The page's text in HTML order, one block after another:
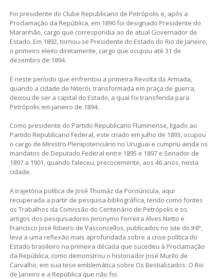
Foi presidente do Clube Republicano de Petrópolis e, após a
Proclamação da República, em 1890 foi designado Presidente do
Maranhão, cargo que correspondia ao de atual Governador de
Estado. Em 1892, tornou-se Presidente do Estado do Rio de Janeiro,
o primeiro eleito diretamente, cargo que ocupou até 31 de
dezembro de 1894.
É neste período que enfrentou a primeira Revolta da Armada,
quando a cidade de Niterói, transformada em praça de guerra,
deixou de ser a capital do Estado, a qual foi transferida para
Petrópolis em janeiro de 1894.
Como presidente do Partido Republicano Fluminense, ligado ao
Partido Republicano Federal, este criado em julho de 1893, ocupou
o cargo de Ministro Plenipotenciário no Uruguai e cumpriu ainda os
mandatos de Deputado Federal entre 1895 e 1897 e Senador de
1897 a 1901, quando faleceu, precocemente, aos 46 anos, nesta
cidade.
A trajetória política de José Thomáz da Porciúncula, aqui
recuperada a partir de pesquisa bibliográfica, tendo como fontes
os Trabalhos da Comissão do Centenário de Petrópolis e os
artigos dos pesquisadores Jeronymo Ferreira Alves Netto e
Francisco José Ribeiro de Vasconcellos, publicados no site do IHP,
leva a uma reflexão mais aprofundada sobre a crise política do
Estado brasileiro na primeira década que sucedeu à Proclamação
da República, como demonstrou o historiador José Murilo de
Carvalho, em sua tese emblemática sobre Os Bestializados: O Rio
de Janeiro e a República que não foi.